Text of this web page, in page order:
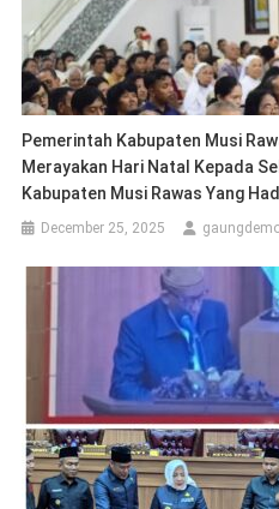
Pemerintah Kabupaten Musi
Merayakan Hari Natal Kepada
Kabupaten Musi Rawas Yang
December 25, 2025